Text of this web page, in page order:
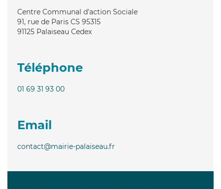
Centre Communal d'action Sociale
91, rue de Paris CS 95315
91125 Palaiseau Cedex
Téléphone
01 69 31 93 00
Email
contact@mairie-palaiseau.fr